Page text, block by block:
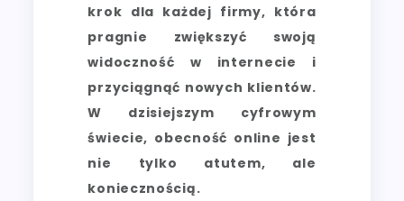
krok dla każdej firmy, która
pragnie zwiększyć swoją
widoczność w internecie i
przyciągnąć nowych klientów.
W dzisiejszym cyfrowym
świecie, obecność online jest
nie tylko atutem, ale
koniecznością.